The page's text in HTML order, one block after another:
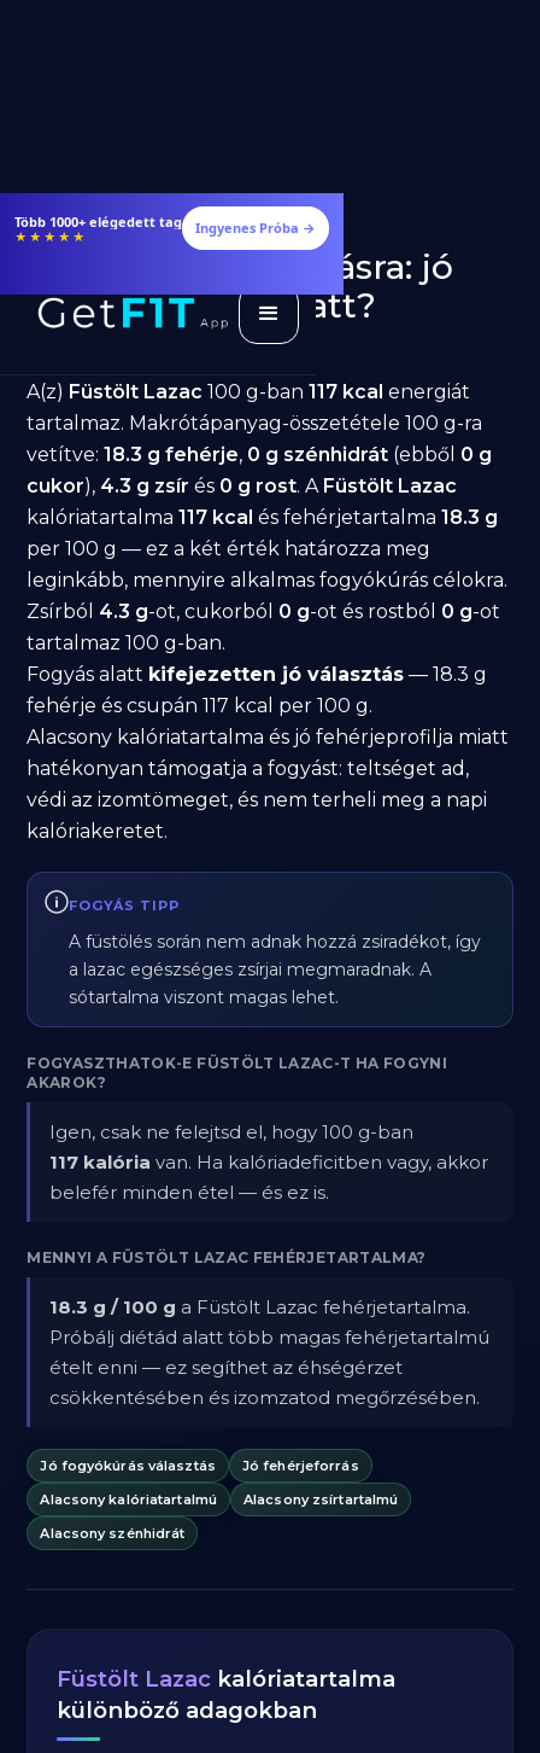
Több 1000+ elégedett tag
★★★★★ Ingyenes Próba →
Füstölt Lazac fogyásra: jó
választás diéta alatt?
A(z) Füstölt Lazac 100 g-ban117 kcal energiát
tartalmaz. Makrótápanyag-összetétele 100 g-ra
vetítve:18.3 g fehérje, 0 g szénhidrát (ebből 0 g
cukor), 4.3 g zsír és 0 g rost. A Füstölt Lazac
kalóriatartalma117 kcal és fehérjetartalma18.3 g
per 100 g — ez a két érték határozza meg
leginkább, mennyire alkalmas fogyókúrás célokra.
Zsírból 4.3 g-ot, cukorból 0 g-ot és rostból 0 g-ot
tartalmaz 100 g-ban.
Fogyás alatt kifejezetten jó választás — 18.3 g
fehérje és csupán 117 kcal per 100 g.
Alacsony kalóriatartalma és jó fehérjeprofilja miatt
hatékonyan támogatja a fogyást: teltséget ad,
védi az izomtömeget, és nem terheli meg a napi
kalóriakeretet.
FOGYÁS TIPP
A füstölés során nem adnak hozzá zsiradékot, így
a lazac egészséges zsírjai megmaradnak. A
sótartalma viszont magas lehet.
FOGYASZTHATOK-E FÜSTÖLT LAZAC-T HA FOGYNI
AKAROK?
Igen, csak ne felejtsd el, hogy 100 g-ban
117 kalória van. Ha kalóriadeficitben vagy, akkor
belefér minden étel — és ez is.
MENNYI A FÜSTÖLT LAZAC FEHÉRJETARTALMA?
18.3 g / 100 g a Füstölt Lazac fehérjetartalma.
Próbálj diétád alatt több magas fehérjetartalmú
ételt enni — ez segíthet az éhségérzet
csökkentésében és izomzatod megőrzésében.
Jó fogyókúrás választás
Jó fehérjeforrás
Alacsony kalóriatartalmú
Alacsony zsírtartalmú
Alacsony szénhidrát
Füstölt Lazac kalóriatartalma
különböző adagokban